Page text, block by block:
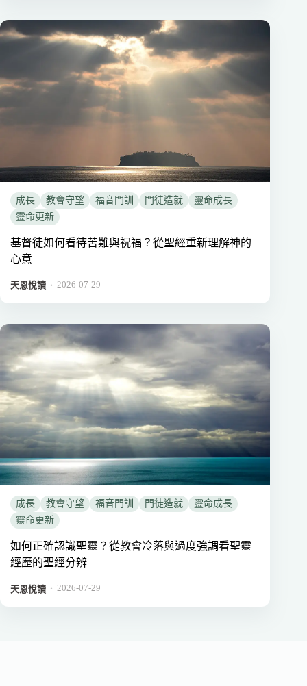
成長 教會守望 福音門訓 門徒造就
靈命成長
靈命更新
基督徒如何看待苦難與祝福？從聖經重新理解神的
心意
天恩悅讀 ． 2026-07-29
成長 教會守望 福音門訓 門徒造就
靈命成長
靈命更新
如何正確認識聖靈？從教會冷落與過度強調看聖靈
經歷的聖經分辨
天恩悅讀 ． 2026-07-29